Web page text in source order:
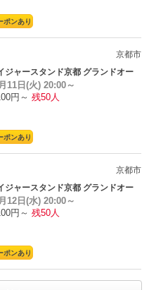
ポンあり
京都市
ジャースタンド京都 グランドオー
11日(火) 20:00～
円～ 残50人
ポンあり
京都市
ジャースタンド京都 グランドオー
12日(水) 20:00～
円～ 残50人
ポンあり